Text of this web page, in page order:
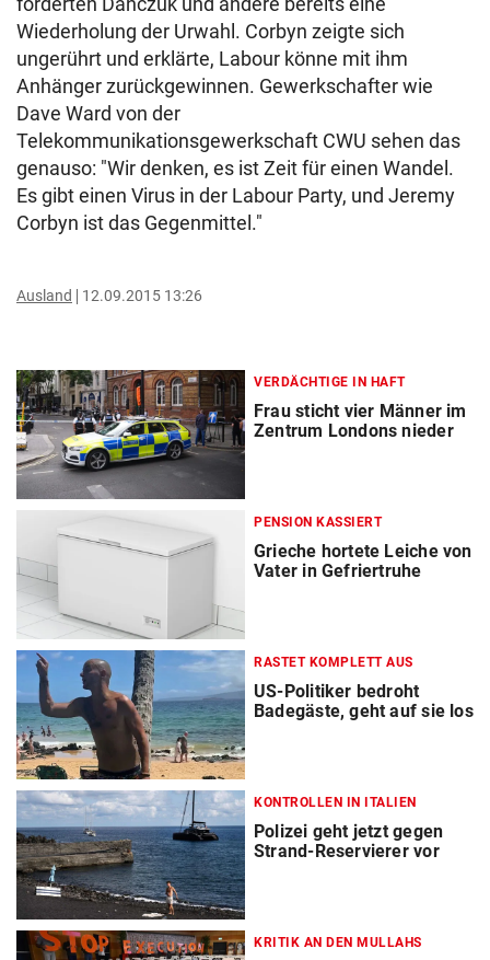
Wiederholung der Urwahl. Corbyn zeigte sich
ungerührt und erklärte, Labour könne mit ihm
Anhänger zurückgewinnen. Gewerkschafter wie
Dave Ward von der
Telekommunikationsgewerkschaft CWU sehen das
genauso: "Wir denken, es ist Zeit für einen Wandel.
Es gibt einen Virus in der Labour Party, und Jeremy
Corbyn ist das Gegenmittel."
Ausland 12.09.2015 13:26
VERDÄCHTIGE IN HAFT
Frau sticht vier Männer im
Zentrum Londons nieder
PENSION KASSIERT
Grieche hortete Leiche von
Vater in Gefriertruhe
RASTET KOMPLETT AUS
US-Politiker bedroht
Badegäste, geht auf sie los
KONTROLLEN IN ITALIEN
Polizei geht jetzt gegen
Strand-Reservierer vor
KRITIK AN DEN MULLAHS